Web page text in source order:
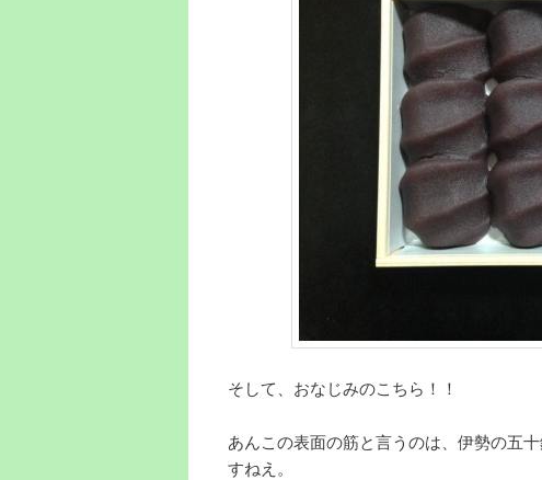
そして、おなじみのこちら！！
あんこの表面の筋と言うのは、伊勢の五
すねえ。